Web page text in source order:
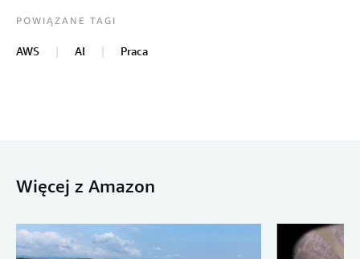
POWIĄZANE TAGI
AWS AI Praca
Więcej z Amazon